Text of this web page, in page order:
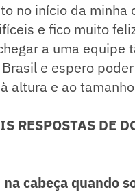
no início da minha
e fico muito
a uma equipe
e espero poder
altura e ao
RESPOSTAS DE
na cabeça quando